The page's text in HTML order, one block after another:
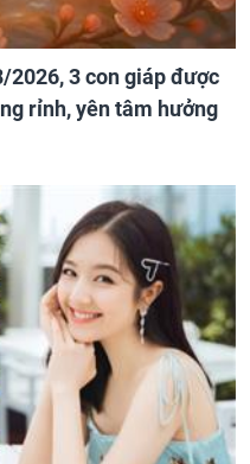
3 con giáp được
rỉnh, yên tâm hưởng